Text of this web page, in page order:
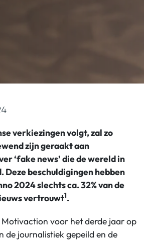
verkiezingen volgt, zal zo
zijn geraakt aan
‘fake news’ die de wereld in
Deze beschuldigingen hebben
2024 slechts ca. 32% van de
vertrouwt1.
voor het derde jaar op
de journalistiek gepeild en de